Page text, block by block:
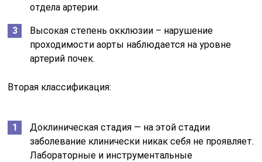
отдела артерии.
Высокая степень окклюзии – нарушение
проходимости аорты наблюдается на уровне
артерий почек.
Вторая классификация:
Доклиническая стадия — на этой стадии
заболевание клинически никак себя не проявляет.
Лабораторные и инструментальные